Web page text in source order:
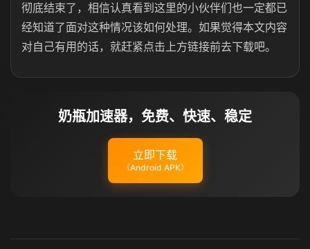
彻底结束了，相信认真看到这里的小伙伴们也一定都已
经知道了面对这种情况该如何处理。如果觉得本文内容
对自己有用的话，就赶紧点击上方链接前去下载吧。
奶瓶加速器，免费、快速、稳定
立即下载
（Android APK）